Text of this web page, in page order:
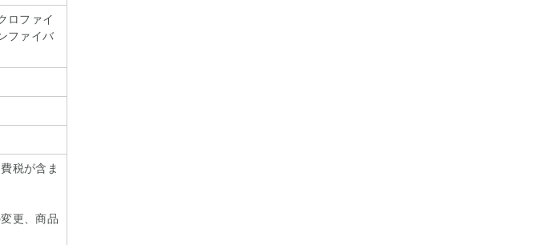
ロファイ
ファイバ
税が含ま
更、商品